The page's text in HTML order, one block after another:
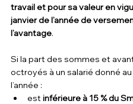
travail et pour sa valeur en
janvier de l’année de
l’avantage.
Si la part des sommes et
octroyés à un salarié donné
l’année :
est inférieure à 15 % du